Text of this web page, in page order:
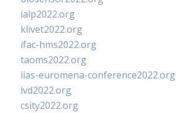
ialp2022.org
klivet2022.org
ifac-hms2022.org
taoms2022.org
iias-euromena-conference2022.org
ivd2022.org
csity2022.org